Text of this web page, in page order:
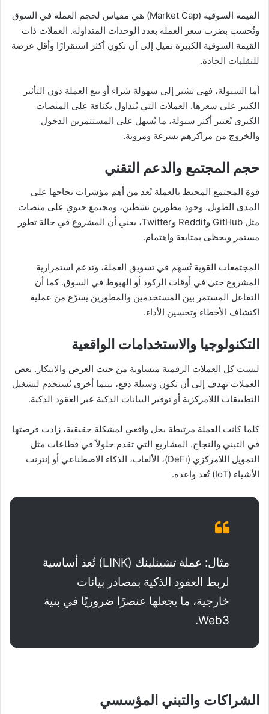
القيمة السوقية (Market Cap) هي مقياس لحجم العملة في السوق
وتُحسب بضرب سعر العملة بعدد الوحدات المتداولة. العملات ذات
القيمة السوقية الكبيرة تميل إلى أن تكون أكثر استقرارًا وأقل عرضة
للتقلبات الحادة.
أما السيولة، فهي تشير إلى سهولة شراء أو بيع العملة دون التأثير
الكبير على سعرها. العملات التي تُتداول بكثافة على المنصات
الكبرى تُعتبر أكثر سيولة، ما يُسهل على المستثمرين الدخول
والخروج من مراكزهم بسرعة ومرونة.
حجم المجتمع والدعم التقني
قوة المجتمع المحيط بالعملة تُعد من أهم مؤشرات نجاحها على
المدى الطويل. وجود مطورين نشطين، ومجتمع حيوي على منصات
مثل GitHub وReddit وTwitter، يعني أن المشروع في حالة تطور
مستمر ويحظى بمتابعة واهتمام.
المجتمعات القوية تُسهم في تسويق العملة، وتدعم استمرارية
المشروع حتى في أوقات الركود أو الهبوط في السوق. كما أن
التفاعل المستمر بين المستخدمين والمطورين يسرّع من عملية
اكتشاف الأخطاء وتحسين الأداء.
التكنولوجيا والاستخدامات الواقعية
ليست كل العملات الرقمية متساوية من حيث الغرض والابتكار. بعض
العملات تهدف إلى أن تكون وسيلة دفع، بينما أخرى تُستخدم لتشغيل
التطبيقات اللامركزية أو توفير البيانات الذكية عبر العقود الذكية.
كلما كانت العملة مرتبطة بحل واقعي لمشكلة حقيقية، زادت فرصتها
في التبني والنجاح. المشاريع التي تقدم حلولاً في قطاعات مثل
التمويل اللامركزي (DeFi)، الألعاب، الذكاء الاصطناعي أو إنترنت
الأشياء (IoT) تُعد واعدة.
مثال: عملة تشينلينك (LINK) تُعد أساسية
لربط العقود الذكية بمصادر بيانات
خارجية، ما يجعلها عنصرًا ضروريًا في بنية
Web3.
الشراكات والتبني المؤسسي